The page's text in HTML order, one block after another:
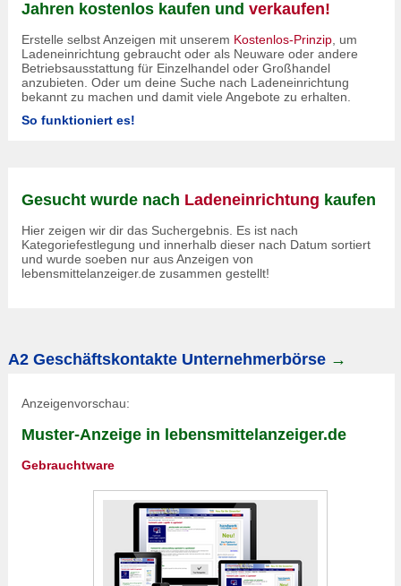
Jahren kostenlos kaufen und verkaufen!
Erstelle selbst Anzeigen mit unserem Kostenlos-Prinzip , um
Ladeneinrichtung gebraucht oder als Neuware oder andere
Betriebsausstattung für Einzelhandel oder Großhandel
anzubieten. Oder um deine Suche nach Ladeneinrichtung
bekannt zu machen und damit viele Angebote zu erhalten.
So funktioniert es!
Gesucht wurde nach Ladeneinrichtung kaufen
Hier zeigen wir dir das Suchergebnis. Es ist nach
Kategoriefestlegung und innerhalb dieser nach Datum sortiert
und wurde soeben nur aus Anzeigen von
lebensmittelanzeiger.de zusammen gestellt!
A2 Geschäftskontakte Unternehmerbörse →
Anzeigenvorschau:
Muster-Anzeige in lebensmittelanzeiger.de
Gebrauchtware